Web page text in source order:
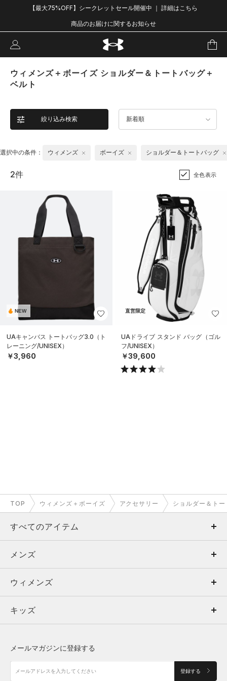
【最大75%OFF】シークレットセール開催中 ｜ 詳細はこちら
商品のお届けに関するお知らせ
ウィメンズ＋ボーイズ ショルダー＆トートバッグ＋
ベルト
絞り込み検索 新着順
選択中の条件： ウィメンズ ボーイズ ショルダー＆トートバッグ
2件 全色表示
NEW
UAキャンバス トートバッグ3.0（ト
レーニング/UNISEX）
￥3,960
直営限定
UAドライブ スタンド バッグ（ゴル
フ/UNISEX）
￥39,600
TOP ウィメンズ＋ボーイズ アクセサリー ショルダー＆ト
すべてのアイテム
メンズ
ウィメンズ
キッズ
アクセサリー
メンズ
トップス
ボトムス
アクセサリー
ウィメンズ
トップス
シューズ
キッズ
メールマガジンに登録する
登録する